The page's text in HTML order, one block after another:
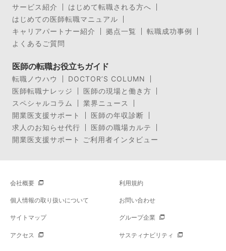
サービス紹介
はじめて転職される方へ
はじめての医師転職マニュアル
キャリアパートナー紹介
拠点一覧
転職成功事例
よくあるご質問
医師の転職お役立ちガイド
転職ノウハウ
DOCTOR’S COLUMN
医師転職ナレッジ
医師の現場と働き方
スペシャルコラム
業界ニュース
開業医支援サポート
医師の年収診断
求人のお知らせ代行
医師の職場カルテ
開業医支援サポート ご利用者インタビュー
会社概要 利用規約
個人情報の取り扱いについて お問い合わせ
サイトマップ グループ企業
アクセス サスティナビリティ